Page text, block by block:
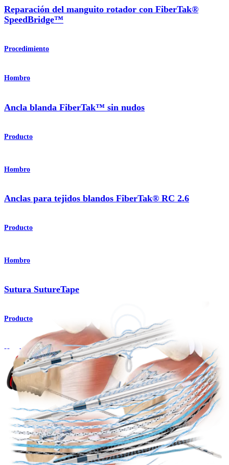
Reparación del manguito rotador con FiberTak®
SpeedBridge™
Procedimiento
Hombro
Ancla blanda FiberTak™ sin nudos
Producto
Hombro
Anclas para tejidos blandos FiberTak® RC 2.6
Producto
Hombro
Sutura SutureTape
Producto
Hombro
Sutura SutureTape
Producto
¿Cómo podemos ayudarlo?
Contacte a un representante
Ver eventos, laboratorios y oportunidades educativas
Regístrese para recibir: ¿Qué hay de nuevo en Arthrex?
Conéctese con nosotros